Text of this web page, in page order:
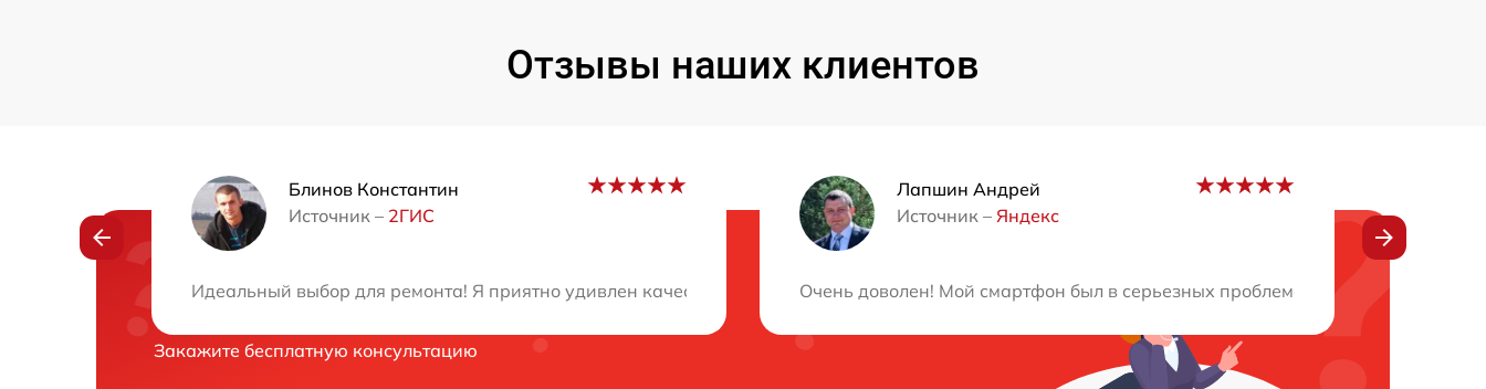
Отзывы наших клиентов
Блинов Константин
Источник – 2ГИС
Идеальный выбор для ремонта! Я приятно удивлен качеством работы этого сервисного центра. Мастер быстро и профессионально решил
Лапшин Андрей
Источник – Яндекс
Очень доволен! Мой смартфон был в серьезных проблемах, и я обратился в
Нужна консультация?
Закажите бесплатную консультацию